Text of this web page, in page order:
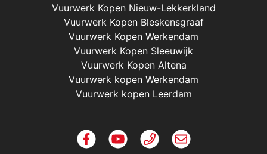
Vuurwerk Kopen Nieuw-Lekkerkland
Vuurwerk Kopen Bleskensgraaf
Vuurwerk Kopen Werkendam
Vuurwerk Kopen Sleeuwijk
Vuurwerk Kopen Altena
Vuurwerk kopen Werkendam
Vuurwerk kopen Leerdam